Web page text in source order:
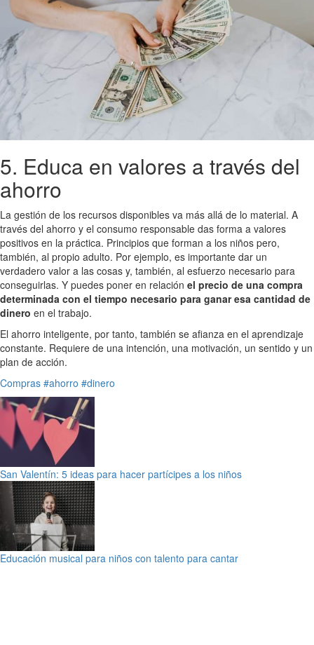
5. Educa en valores a través del
ahorro
La gestión de los recursos disponibles va más allá de lo material. A
través del ahorro y el consumo responsable das forma a valores
positivos en la práctica. Principios que forman a los niños pero,
también, al propio adulto. Por ejemplo, es importante dar un
verdadero valor a las cosas y, también, al esfuerzo necesario para
conseguirlas. Y puedes poner en relación el precio de una compra
determinada con el tiempo necesario para ganar esa cantidad de
dinero en el trabajo.
El ahorro inteligente, por tanto, también se afianza en el aprendizaje
constante. Requiere de una intención, una motivación, un sentido y un
plan de acción.
Compras #ahorro #dinero
San Valentín: 5 ideas para hacer partícipes a los niños
Educación musical para niños con talento para cantar